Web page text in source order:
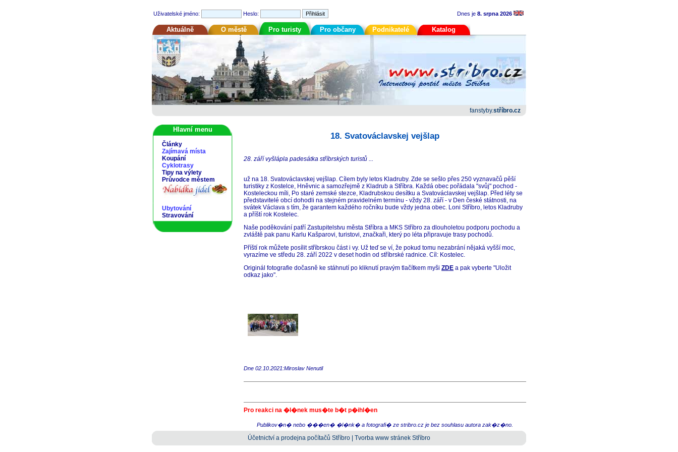
Uživatelské jméno: Heslo: Dnes je 8. srpna 2026
Aktuálně O městě Pro turisty Pro občany Podnikatelé Katalog
fanstyby.stříbro.cz
Hlavní menu
Články
Zajímavá místa
Koupání
Cyklotrasy
Tipy na výlety
Průvodce městem
Ubytování
Stravování
18. Svatováclavskej vejšlap
28. září vyšlápla padesátka stříbrských turistů ...
už na 18. Svatováclavskej vejšlap. Cílem byly letos Kladruby. Zde se sešlo přes 250 vyznavačů pěší
turistiky z Kostelce, Hněvnic a samozřejmě z Kladrub a Stříbra. Každá obec pořádala "svůj" pochod -
Kosteleckou míli, Po staré zemské stezce, Kladrubskou desítku a Svatováclavskej vejšlap. Před léty se
představitelé obcí dohodli na stejném pravidelném termínu - vždy 28. září - v Den české státnosti, na
svátek Václava s tím, že garantem každého ročníku bude vždy jedna obec. Loni Stříbro, letos Kladruby
a příští rok Kostelec.
Naše poděkování patří Zastupitelstvu města Stříbra a MKS Stříbro za dlouholetou podporu pochodu a
zvláště pak panu Karlu Kašparovi, turistovi, značkaři, který po léta připravuje trasy pochodů.
Příští rok můžete posílit stříbrskou část i vy. Už teď se ví, že pokud tomu nezabrání nějaká vyšší moc,
vyrazíme ve středu 28. září 2022 v deset hodin od stříbrské radnice. Cíl: Kostelec.
Originál fotografie dočasně ke stáhnutí po kliknutí pravým tlačítkem myši ZDE a pak vyberte "Uložit
odkaz jako".
Dne 02.10.2021:Miroslav Nenutil
Pro reakci na �l�nek mus�te b�t p�ihl�en
Publikov�n� nebo ���en� �l�nk� a fotografi� ze stribro.cz je bez souhlasu autora zak�z�no.
Účetnictví a prodejna počítačů Stříbro Tvorba www stránek Stříbro